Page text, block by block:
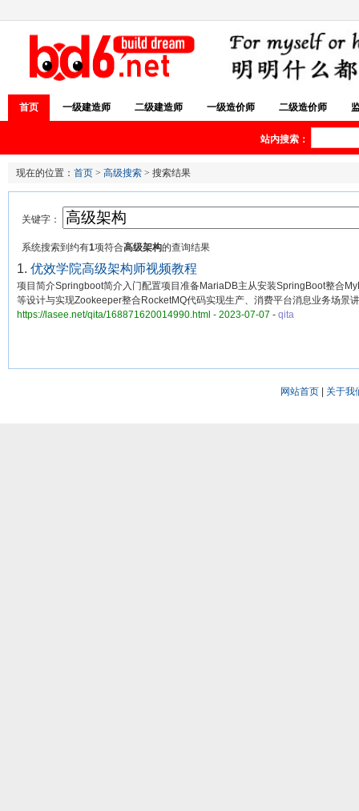
首页 一级建造师 二级建造师 一级造价师 二级造价师
站内搜索：
现在的位置： 首页 > 高级搜索 > 搜索结果
关键字：
系统搜索到约有1项符合高级架构的查询结果
1. 优效学院高级架构师视频教程
项目简介Springboot简介入门配置项目准备MariaDB主从安装SpringBoot整合
等设计与实现Zookeeper整合RocketMQ代码实现生产、消费平台消息业务场景
https://lasee.net/qita/168871620014990.html - 2023-07-07 - qita
网站首页| 关于我